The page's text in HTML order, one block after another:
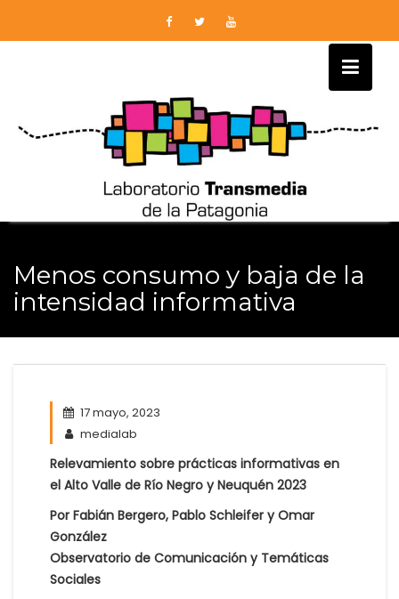
Menos consumo y baja de la
intensidad informativa
17 mayo, 2023
medialab
Relevamiento sobre prácticas informativas en
el Alto Valle de Río Negro y Neuquén 2023
Por Fabián Bergero, Pablo Schleifer y Omar
González
Observatorio de Comunicación y Temáticas
Sociales